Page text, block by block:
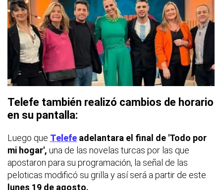
Telefe también realizó cambios de horario
en su pantalla:
Luego que Telefe adelantara el final de 'Todo por
mi hogar', una de las novelas turcas por las que
apostaron para su programación, la señal de las
peloticas modificó su grilla y así será a partir de este
lunes 19 de agosto.